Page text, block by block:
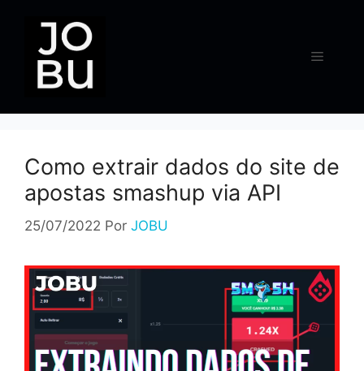
conteúdo
Menu
Como extrair dados do site de
apostas smashup via API
25/07/2022 Por JOBU